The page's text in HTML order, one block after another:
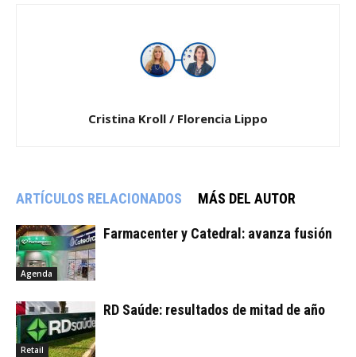
Cristina Kroll / Florencia Lippo
ARTÍCULOS RELACIONADOS MÁS DEL AUTOR
Agenda
Farmacenter y Catedral: avanza fusión
Retail
RD Saúde: resultados de mitad de año